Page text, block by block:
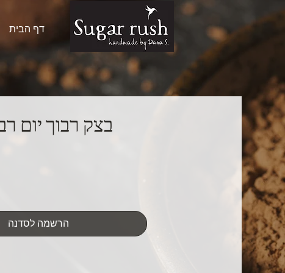
דף הבית
הרשמה לסדנה